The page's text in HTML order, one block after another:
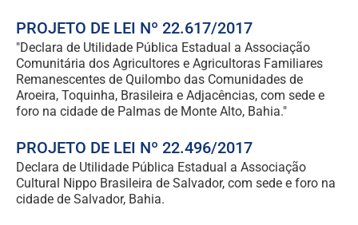
PROJETO DE LEI Nº 22.617/2017
"Declara de Utilidade Pública Estadual a Associação
Comunitária dos Agricultores e Agricultoras Familiares
Remanescentes de Quilombo das Comunidades de
Aroeira, Toquinha, Brasileira e Adjacências, com sede e
foro na cidade de Palmas de Monte Alto, Bahia."
PROJETO DE LEI Nº 22.496/2017
Declara de Utilidade Pública Estadual a Associação
Cultural Nippo Brasileira de Salvador, com sede e foro na
cidade de Salvador, Bahia.